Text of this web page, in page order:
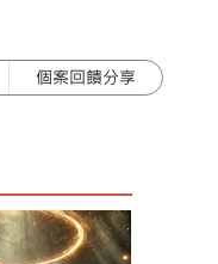
個案回饋分享